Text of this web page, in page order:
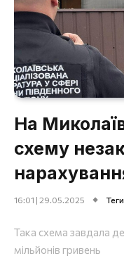
На
схему
16:01 | 29.05.2025 Теги
Така схема завдала
мільйонів гривень